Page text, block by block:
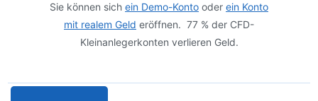
Sie können sich ein Demo-Konto oder ein Konto
mit realem Geld eröffnen. 77 % der CFD-
Kleinanlegerkonten verlieren Geld.